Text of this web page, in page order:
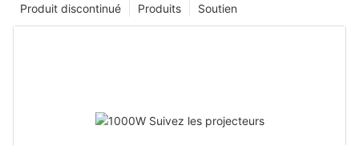
Soutien
Produits
Produit discontinué